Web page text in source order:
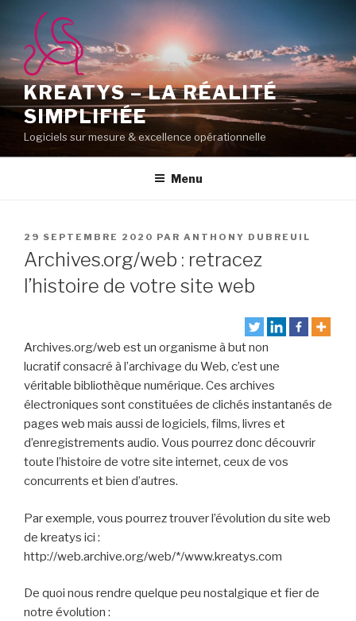
contenu
principal
KREATYS – LA RÉALITÉ
SIMPLIFIÉE
Logiciels sur mesure & excellence opérationnelle
Menu
PUBLIÉ
LE
29 SEPTEMBRE 2020 PAR ANTHONY DUBREUIL
Archives.org/web : retracez
l’histoire de votre site web
Archives.org/web est un organisme à but non
lucratif consacré à l’archivage du Web, c’est une
véritable bibliothèque numérique. Ces archives
électroniques sont constituées de clichés instantanés de
pages web mais aussi de logiciels, films, livres et
d’enregistrements audio. Vous pourrez donc découvrir
toute l’histoire de votre site internet, ceux de vos
concurrents et bien d’autres.
Par exemple, vous pourrez trouver l’évolution du site web
de kreatys ici :
http://web.archive.org/web/*/www.kreatys.com
De quoi nous rendre quelque peu nostalgique et fier de
notre évolution :